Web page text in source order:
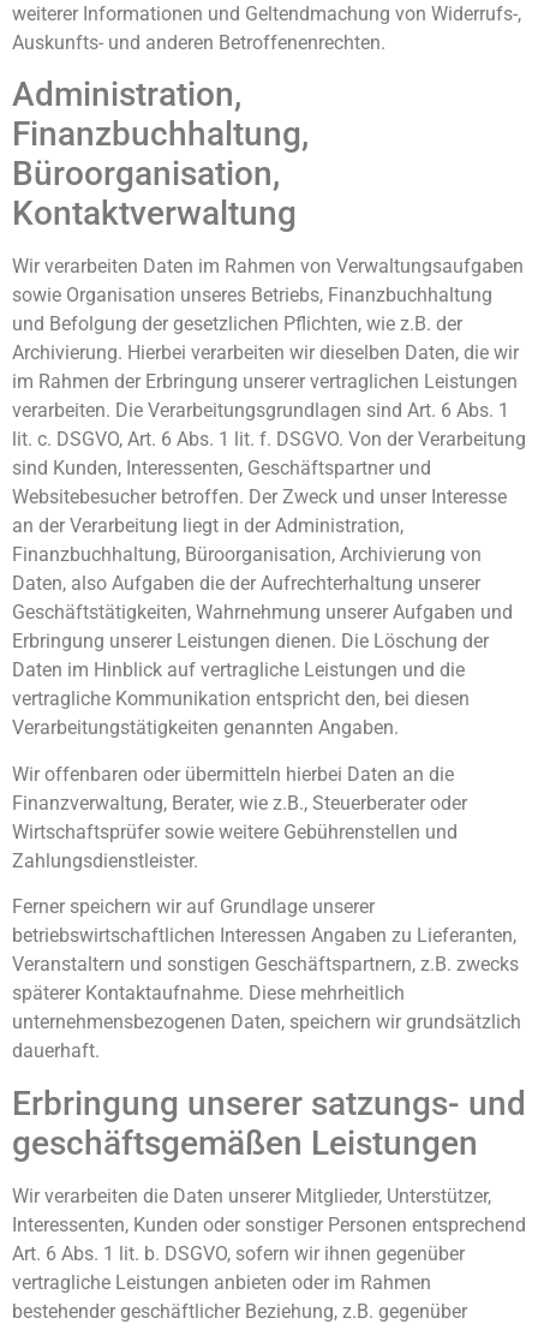
weiterer Informationen und Geltendmachung von Widerrufs-,
Auskunfts- und anderen Betroffenenrechten.
Administration,
Finanzbuchhaltung,
Büroorganisation,
Kontaktverwaltung
Wir verarbeiten Daten im Rahmen von Verwaltungsaufgaben
sowie Organisation unseres Betriebs, Finanzbuchhaltung
und Befolgung der gesetzlichen Pflichten, wie z.B. der
Archivierung. Hierbei verarbeiten wir dieselben Daten, die wir
im Rahmen der Erbringung unserer vertraglichen Leistungen
verarbeiten. Die Verarbeitungsgrundlagen sind Art. 6 Abs. 1
lit. c. DSGVO, Art. 6 Abs. 1 lit. f. DSGVO. Von der Verarbeitung
sind Kunden, Interessenten, Geschäftspartner und
Websitebesucher betroffen. Der Zweck und unser Interesse
an der Verarbeitung liegt in der Administration,
Finanzbuchhaltung, Büroorganisation, Archivierung von
Daten, also Aufgaben die der Aufrechterhaltung unserer
Geschäftstätigkeiten, Wahrnehmung unserer Aufgaben und
Erbringung unserer Leistungen dienen. Die Löschung der
Daten im Hinblick auf vertragliche Leistungen und die
vertragliche Kommunikation entspricht den, bei diesen
Verarbeitungstätigkeiten genannten Angaben.
Wir offenbaren oder übermitteln hierbei Daten an die
Finanzverwaltung, Berater, wie z.B., Steuerberater oder
Wirtschaftsprüfer sowie weitere Gebührenstellen und
Zahlungsdienstleister.
Ferner speichern wir auf Grundlage unserer
betriebswirtschaftlichen Interessen Angaben zu Lieferanten,
Veranstaltern und sonstigen Geschäftspartnern, z.B. zwecks
späterer Kontaktaufnahme. Diese mehrheitlich
unternehmensbezogenen Daten, speichern wir grundsätzlich
dauerhaft.
Erbringung unserer satzungs- und
geschäftsgemäßen Leistungen
Wir verarbeiten die Daten unserer Mitglieder, Unterstützer,
Interessenten, Kunden oder sonstiger Personen entsprechend
Art. 6 Abs. 1 lit. b. DSGVO, sofern wir ihnen gegenüber
vertragliche Leistungen anbieten oder im Rahmen
bestehender geschäftlicher Beziehung, z.B. gegenüber